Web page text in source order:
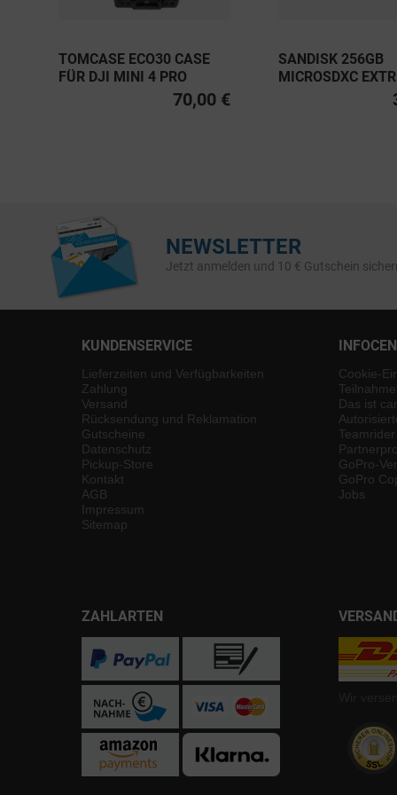
TOMCASE ECO30 CASE
FÜR DJI MINI 4 PRO
70,00 €
SANDISK 256GB
MICROSDXC
PRO UHS-I U3,
NEWSLETTER
Jetzt anmelden und 10 € Gutschein
KUNDENSERVICE
Lieferzeiten und Verfügbarkeiten
Zahlung
Versand
Rücksendung und Reklamation
Gutscheine
Datenschutz
Pickup-Store
Kontakt
AGB
Impressum
Sitemap
Cookie-
Das ist
Teamrider
GoPro-
GoPro
Jobs
ZAHLARTEN